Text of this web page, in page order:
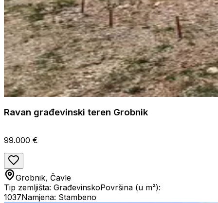
Ravan građevinski teren Grobnik
99.000 €
Grobnik, Čavle
Tip zemljišta: GrađevinskoPovršina (u m²):
1037Namjena: Stambeno